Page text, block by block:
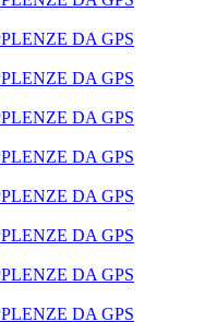
DA GPS
DA GPS
DA GPS
DA GPS
DA GPS
DA GPS
DA GPS
DA GPS